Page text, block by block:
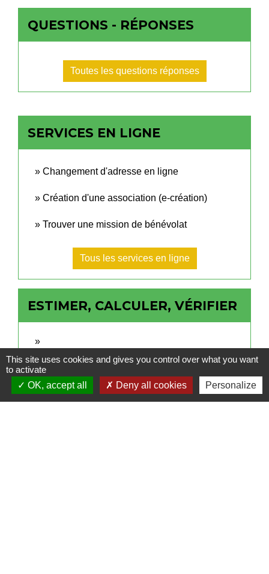
QUESTIONS - RÉPONSES
Toutes les questions réponses
SERVICES EN LIGNE
Changement d'adresse en ligne
Création d'une association (e-création)
Trouver une mission de bénévolat
Tous les services en ligne
ESTIMER, CALCULER, VÉRIFIER
This site uses cookies and gives you control over what you want
to activate
OK, accept all
Deny all cookies Personalize